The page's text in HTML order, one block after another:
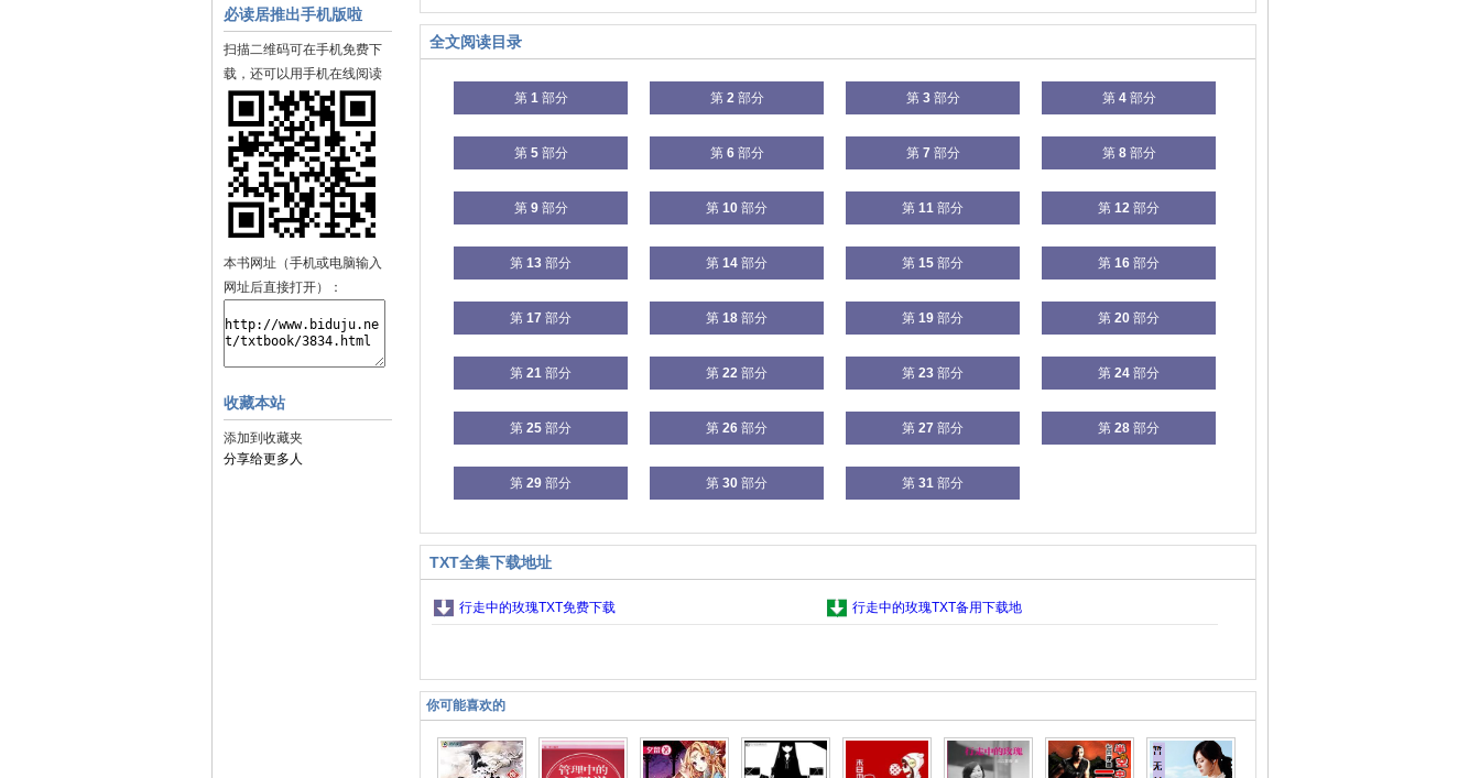
必读居推出手机版啦
扫描二维码可在手机免费下
载，还可以用手机在线阅读
本书网址（手机或电脑输入
网址后直接打开）：
收藏本站
添加到收藏夹
分享给更多人
全文阅读目录
第 1部分 第 2部分 第 3部分 第 4部分
第 5部分 第 6部分 第 7 部分 第 8部分
第 9部分 第 10 部分 第 11 部分 第 12 部分
第 13 部分 第 14 部分 第 15 部分 第 16 部分
第 17 部分 第 18 部分 第 19 部分 第 20 部分
第 21 部分 第 22 部分 第 23 部分 第 24 部分
第 25 部分 第 26 部分 第 27 部分 第 28 部分
第 29 部分 第 30 部分 第 31 部分
TXT全集下载地址
行走中的玫瑰TXT免费下载 行走中的玫瑰TXT备用下载地
你可能喜欢的